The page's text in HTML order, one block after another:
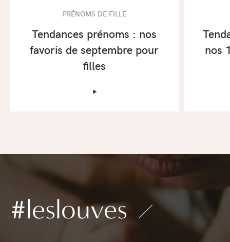
PRÉNOMS DE FILLE
Tendances prénoms : nos
favoris de septembre pour
filles
‣
nos
#leslouves